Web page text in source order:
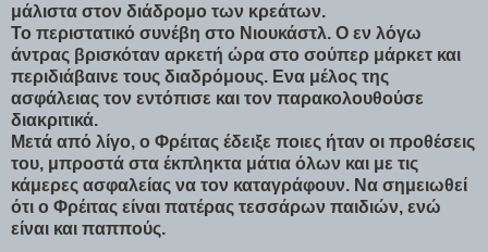
μάλιστα στον διάδρομο των κρεάτων.
Το περιστατικό συνέβη στο Νιουκάστλ. Ο εν λόγω
άντρας βρισκόταν αρκετή ώρα στο σούπερ μάρκετ και
περιδιάβαινε τους διαδρόμους. Ενα μέλος της
ασφάλειας τον εντόπισε και τον παρακολουθούσε
διακριτικά.
Μετά από λίγο, ο Φρέιτας έδειξε ποιες ήταν οι προθέσεις
του, μπροστά στα έκπληκτα μάτια όλων και με τις
κάμερες ασφαλείας να τον καταγράφουν. Να σημειωθεί
ότι ο Φρέιτας είναι πατέρας τεσσάρων παιδιών, ενώ
είναι και παππούς.